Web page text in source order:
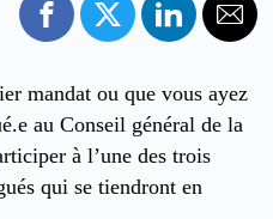
mandat ou que vous ayez
au Conseil général de la
à l’une des trois
qui se tiendront en